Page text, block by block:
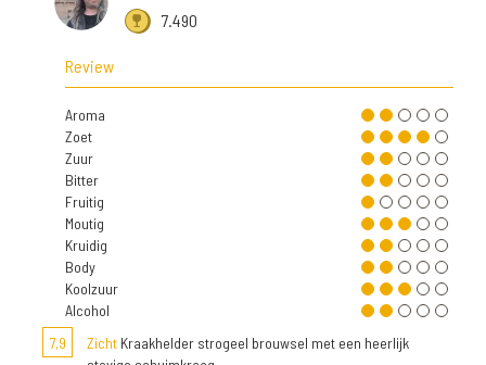
7.490
Review
Aroma
Zoet
Zuur
Bitter
Fruitig
Moutig
Kruidig
Body
Koolzuur
Alcohol
7,9
Zicht Kraakhelder strogeel brouwsel met een heerlijk